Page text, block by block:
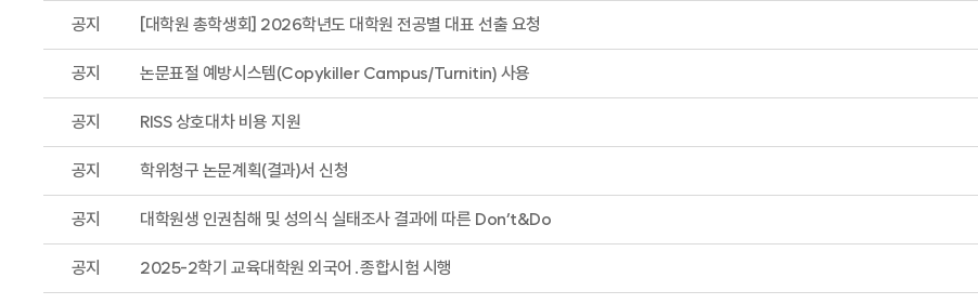
공지 [대학원 총학생회] 2026학년도 대학원 전공별 대표 선출 요청
공지 논문표절 예방시스템(Copykiller Campus/Turnitin) 사용
공지 RISS 상호대차 비용 지원
공지 학위청구 논문계획(결과)서 신청
공지 대학원생 인권침해 및 성의식 실태조사 결과에 따른 Don’t&Do
공지 2025-2학기 교육대학원 외국어․종합시험 시행